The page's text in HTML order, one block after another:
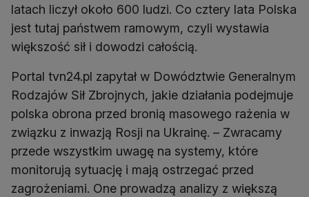
latach liczył około 600 ludzi. Co cztery lata Polska
jest tutaj państwem ramowym, czyli wystawia
Portal tvn24.pl zapytał w Dowództwie Generalnym
Rodzajów Sił Zbrojnych, jakie działania podejmuje
polska obrona przed bronią masowego rażenia w
związku z inwazją Rosji na Ukrainę. – Zwracamy
przede wszystkim uwagę na systemy, które
monitorują sytuację i mają ostrzegać przed
zagrożeniami. One prowadzą analizy z większą